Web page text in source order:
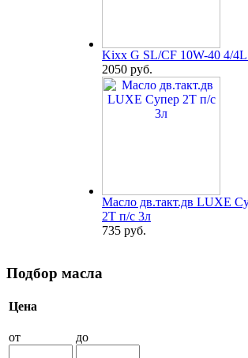
Kixx G SL/CF 10W-40 4/
2050 руб.
Масло дв.такт.дв LUXE
2Т п/с 3л
735 руб.
Подбор масла
Цена
от до